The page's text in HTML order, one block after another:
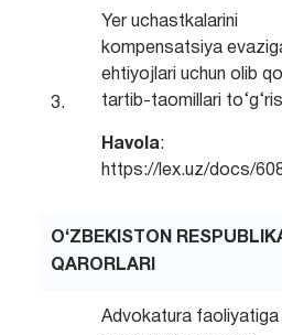
3.
Yer uchastkalarini
kompensatsiya
ehtiyojlari uchun olib
tartib-taomillari
Havola:
https://lex.uz/docs/
O‘ZBEKISTON
QARORLARI
Advokatura faoliyatiga